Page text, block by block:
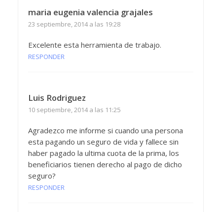
maria eugenia valencia grajales
23 septiembre, 2014 a las 19:28
Excelente esta herramienta de trabajo.
RESPONDER
Luis Rodriguez
10 septiembre, 2014 a las 11:25
Agradezco me informe si cuando una persona
esta pagando un seguro de vida y fallece sin
haber pagado la ultima cuota de la prima, los
beneficiarios tienen derecho al pago de dicho
seguro?
RESPONDER